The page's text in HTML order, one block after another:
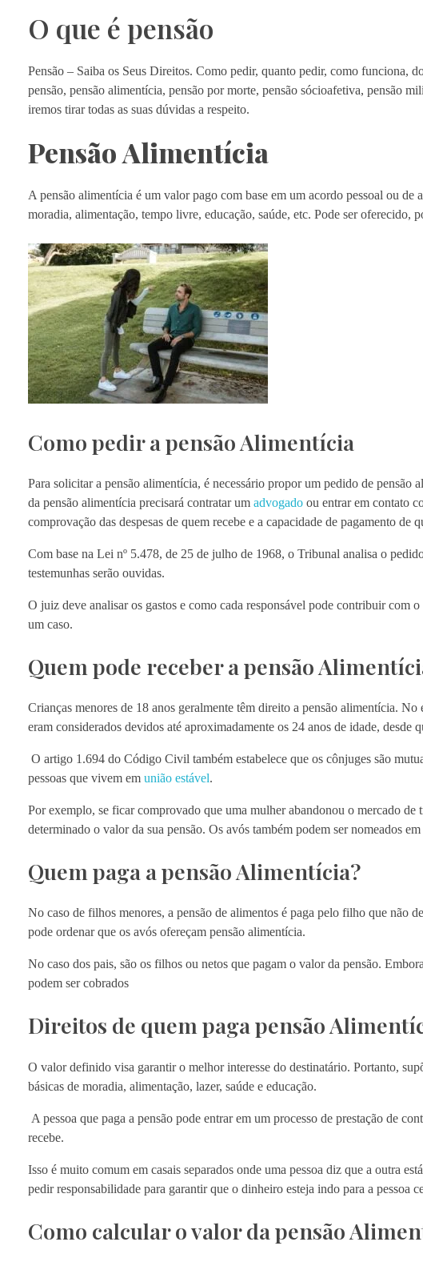
O que é pensão
Pensão – Saiba os Seus Direitos. Como pedir, quanto pedir, como funciona,
pensão, pensão alimentícia, pensão por morte, pensão sócioafetiva, pensão
iremos tirar todas as suas dúvidas a respeito.
Pensão Alimentícia
A pensão alimentícia é um valor pago com base em um acordo pessoal ou
moradia, alimentação, tempo livre, educação, saúde, etc. Pode ser oferecido,
Como pedir a pensão Alimentícia
Para solicitar a pensão alimentícia, é necessário propor um pedido de
da pensão alimentícia precisará contratar um advogado ou entrar em contato
comprovação das despesas de quem recebe e a capacidade de pagamento de
Com base na Lei nº 5.478, de 25 de julho de 1968, o Tribunal analisa o
testemunhas serão ouvidas.
O juiz deve analisar os gastos e como cada responsável pode contribuir com
um caso.
Quem pode receber a pensão
Crianças menores de 18 anos geralmente têm direito a pensão alimentícia.
eram considerados devidos até aproximadamente os 24 anos de idade, desde
O artigo 1.694 do Código Civil também estabelece que os cônjuges são
pessoas que vivem em união estável.
Por exemplo, se ficar comprovado que uma mulher abandonou o mercado
determinado o valor da sua pensão. Os avós também podem ser nomeados
Quem paga a pensão Alimentícia?
No caso de filhos menores, a pensão de alimentos é paga pelo filho que não
pode ordenar que os avós ofereçam pensão alimentícia.
No caso dos pais, são os filhos ou netos que pagam o valor da pensão.
podem ser cobrados
Direitos de quem paga pensão
O valor definido visa garantir o melhor interesse do destinatário. Portanto,
básicas de moradia, alimentação, lazer, saúde e educação.
A pessoa que paga a pensão pode entrar em um processo de prestação de
recebe.
Isso é muito comum em casais separados onde uma pessoa diz que a outra
pedir responsabilidade para garantir que o dinheiro esteja indo para a pessoa
Como calcular o valor da pensão